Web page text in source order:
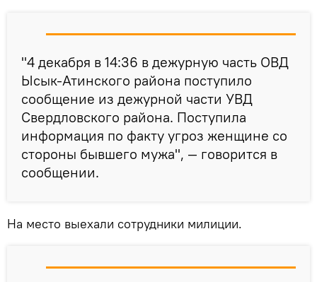
"4 декабря в 14:36 в дежурную часть ОВД
Ысык-Атинского района поступило
сообщение из дежурной части УВД
Свердловского района. Поступила
информация по факту угроз женщине со
стороны бывшего мужа", — говорится в
сообщении.
На место выехали сотрудники милиции.